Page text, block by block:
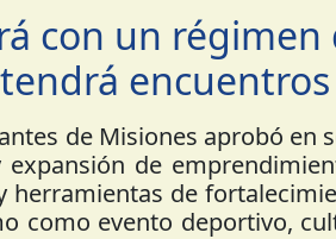
con un
de Misiones aprobó
expansión de
herramientas de
como evento deportivo,